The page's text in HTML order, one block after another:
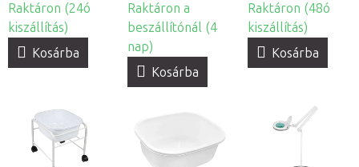
Raktáron (24ó
kiszállítás)
Kosárba
Raktáron a
beszállítónál (4
nap)
Kosárba
Raktáron (48ó
kiszállítás)
Kosárba